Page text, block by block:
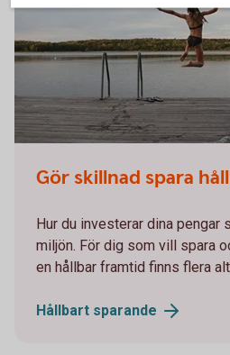
Gör skillnad spara
Hur du investerar dina pengar
miljön. För dig som vill spara
en hållbar framtid finns flera
Hållbart sparande